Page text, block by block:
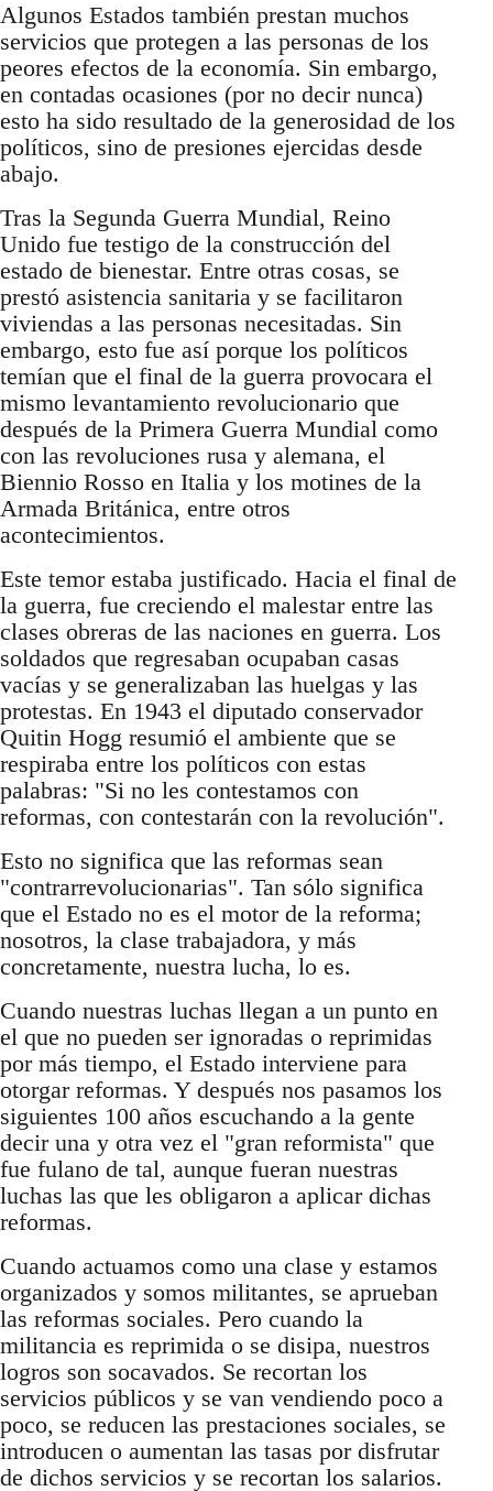
Algunos Estados también prestan muchos
servicios que protegen a las personas de los
peores efectos de la economía. Sin embargo,
en contadas ocasiones (por no decir nunca)
esto ha sido resultado de la generosidad de los
políticos, sino de presiones ejercidas desde
abajo.
Tras la Segunda Guerra Mundial, Reino
Unido fue testigo de la construcción del
estado de bienestar. Entre otras cosas, se
prestó asistencia sanitaria y se facilitaron
viviendas a las personas necesitadas. Sin
embargo, esto fue así porque los políticos
temían que el final de la guerra provocara el
mismo levantamiento revolucionario que
después de la Primera Guerra Mundial como
con las revoluciones rusa y alemana, el
Biennio Rosso en Italia y los motines de la
Armada Británica, entre otros
acontecimientos.
Este temor estaba justificado. Hacia el final de
la guerra, fue creciendo el malestar entre las
clases obreras de las naciones en guerra. Los
soldados que regresaban ocupaban casas
vacías y se generalizaban las huelgas y las
protestas. En 1943 el diputado conservador
Quitin Hogg resumió el ambiente que se
respiraba entre los políticos con estas
palabras: "Si no les contestamos con
reformas, con contestarán con la revolución".
Esto no significa que las reformas sean
"contrarrevolucionarias". Tan sólo significa
que el Estado no es el motor de la reforma;
nosotros, la clase trabajadora, y más
concretamente, nuestra lucha, lo es.
Cuando nuestras luchas llegan a un punto en
el que no pueden ser ignoradas o reprimidas
por más tiempo, el Estado interviene para
otorgar reformas. Y después nos pasamos los
siguientes 100 años escuchando a la gente
decir una y otra vez el "gran reformista" que
fue fulano de tal, aunque fueran nuestras
luchas las que les obligaron a aplicar dichas
reformas.
Cuando actuamos como una clase y estamos
organizados y somos militantes, se aprueban
las reformas sociales. Pero cuando la
militancia es reprimida o se disipa, nuestros
logros son socavados. Se recortan los
servicios públicos y se van vendiendo poco a
poco, se reducen las prestaciones sociales, se
introducen o aumentan las tasas por disfrutar
de dichos servicios y se recortan los salarios.